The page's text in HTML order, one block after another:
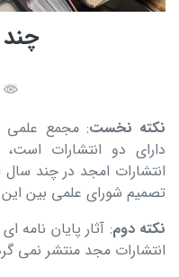
نکته نخست: مجمع علمی
دارای دو انتشارات
انتشارات امجد در چند سال
تصمیم شورای علمی بین
نکته دوم: آثار پایان
انتشارات مجد منتشر نمی